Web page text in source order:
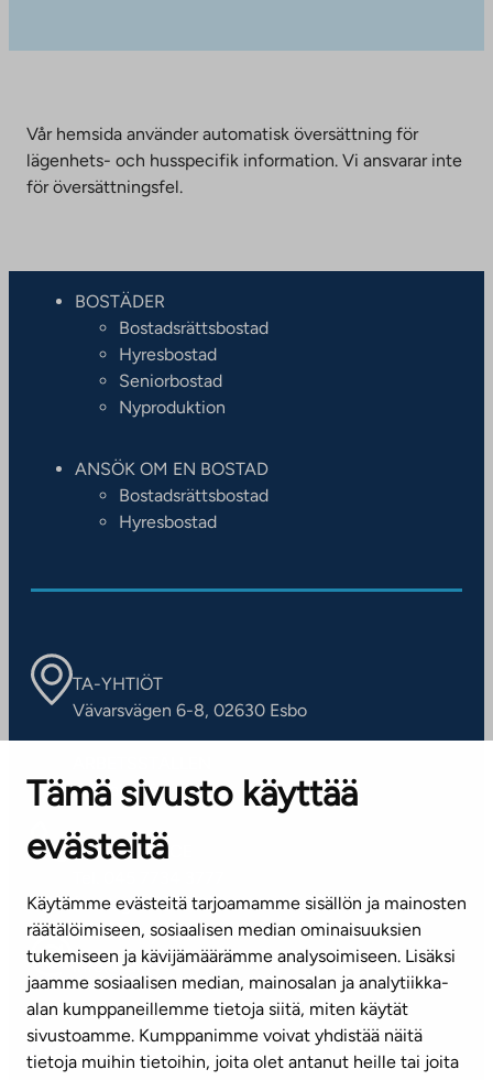
Tämä sivusto käyttää
evästeitä
Käytämme evästeitä tarjoamamme sisällön ja mainosten
räätälöimiseen, sosiaalisen median ominaisuuksien
tukemiseen ja kävijämäärämme analysoimiseen. Lisäksi
jaamme sosiaalisen median, mainosalan ja analytiikka-
alan kumppaneillemme tietoja siitä, miten käytät
sivustoamme. Kumppanimme voivat yhdistää näitä
tietoja muihin tietoihin, joita olet antanut heille tai joita
Vår hemsida använder automatisk översättning för
lägenhets- och husspecifik information. Vi ansvarar inte
för översättningsfel.
BOSTÄDER
Bostadsrättsbostad
Hyresbostad
Seniorbostad
Nyproduktion
ANSÖK OM EN BOSTAD
Bostadsrättsbostad
Hyresbostad
TA-YHTIÖT
Vävarsvägen 6-8, 02630 Esbo
Kontaktinformation
KUNDSERVICE
(vardagar kl. 8–16)
info@ta.fi
Nyhetsbrev (på finska)